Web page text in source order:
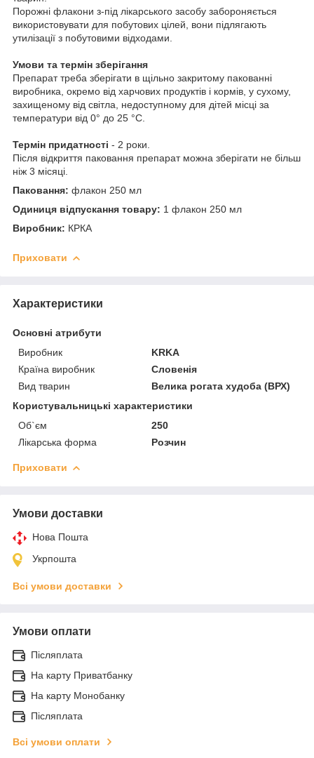
Порожні флакони з-під лікарського засобу забороняється
використовувати для побутових цілей, вони підлягають
утилізації з побутовими відходами.
Умови та термін зберігання
Препарат треба зберігати в щільно закритому пакованні
виробника, окремо від харчових продуктів і кормів, у сухому,
захищеному від світла, недоступному для дітей місці за
температури від 0° до 25 °C.
Термін придатності - 2 роки.
Після відкриття паковання препарат можна зберігати не більш
ніж 3 місяці.
Паковання: флакон 250 мл
Одиниця відпускання товару: 1 флакон 250 мл
Виробник: КРКА
Приховати
Характеристики
Основні атрибути
Виробник
KRKA
Країна виробник
Словенія
Вид тварин
Велика рогата худоба (ВРХ)
Користувальницькі характеристики
Об`єм
250
Лікарська форма
Розчин
Приховати
Умови доставки
Нова Пошта
Укрпошта
Всі умови доставки
Умови оплати
Післяплата
На карту Приватбанку
На карту Монобанку
Післяплата
Всі умови оплати